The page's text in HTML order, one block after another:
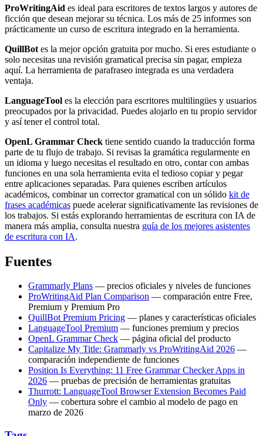
ProWritingAid es ideal para escritores de textos largos y autores de
ficción que desean mejorar su técnica. Los más de 25 informes son
prácticamente un curso de escritura integrado en la herramienta.
QuillBot es la mejor opción gratuita por mucho. Si eres estudiante o
solo necesitas una revisión gramatical precisa sin pagar, empieza
aquí. La herramienta de parafraseo integrada es una verdadera
ventaja.
LanguageTool es la elección para escritores multilingües y usuarios
preocupados por la privacidad. Puedes alojarlo en tu propio servidor
y así tener el control total.
OpenL Grammar Check tiene sentido cuando la traducción forma
parte de tu flujo de trabajo. Si revisas la gramática regularmente en
un idioma y luego necesitas el resultado en otro, contar con ambas
funciones en una sola herramienta evita el tedioso copiar y pegar
entre aplicaciones separadas. Para quienes escriben artículos
académicos, combinar un corrector gramatical con un sólido kit de
frases académicas puede acelerar significativamente las revisiones de
los trabajos. Si estás explorando herramientas de escritura con IA de
manera más amplia, consulta nuestra guía de los mejores asistentes
de escritura con IA.
Fuentes
Grammarly Plans — precios oficiales y niveles de funciones
ProWritingAid Plan Comparison — comparación entre Free,
Premium y Premium Pro
QuillBot Premium Pricing — planes y características oficiales
LanguageTool Premium — funciones premium y precios
OpenL Grammar Check — página oficial del producto
Capitalize My Title: Grammarly vs ProWritingAid 2026 —
comparación independiente de funciones
Position Is Everything: 11 Free Grammar Checker Apps in
2026 — pruebas de precisión de herramientas gratuitas
Thurrott: LanguageTool Browser Extension Becomes Paid
Only — cobertura sobre el cambio al modelo de pago en
marzo de 2026